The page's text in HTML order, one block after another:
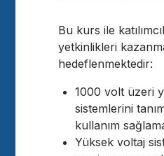
Bu kurs ile
yetkinlikleri
hedeflenmektedir:
1000 volt üzeri
sistemlerini
kullanım
Yüksek voltaj